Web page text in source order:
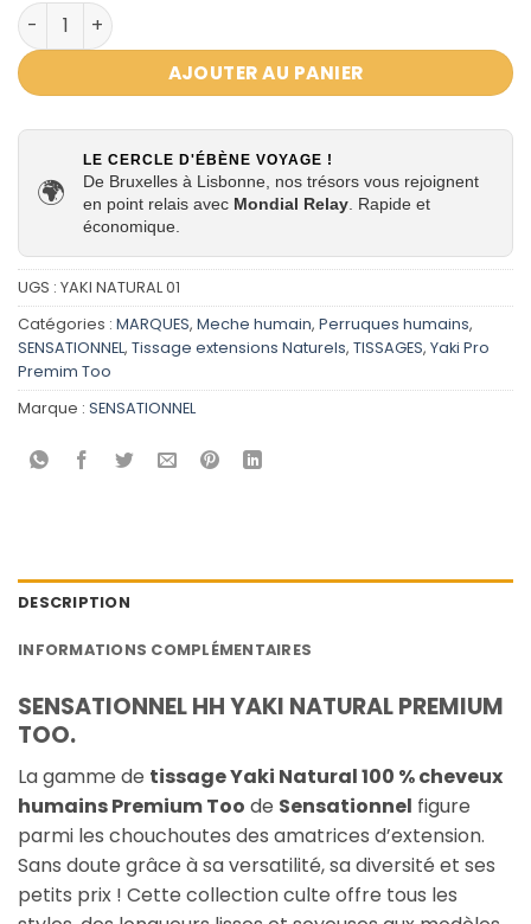
quantité de YAKI NATUREL HH WVG PREMIUM TOO
AJOUTER AU PANIER
🌍
LE CERCLE D'ÉBÈNE VOYAGE !
De Bruxelles à Lisbonne, nos trésors vous rejoignent
en point relais avec Mondial Relay. Rapide et
économique.
UGS : YAKI NATURAL 01
Catégories : MARQUES, Meche humain, Perruques humains,
SENSATIONNEL, Tissage extensions Naturels, TISSAGES, Yaki Pro
Premim Too
Marque : SENSATIONNEL
DESCRIPTION
INFORMATIONS COMPLÉMENTAIRES
SENSATIONNEL HH YAKI NATURAL PREMIUM
TOO.
La gamme de tissage Yaki Natural 100 % cheveux
humains Premium Too de Sensationnel figure
parmi les chouchoutes des amatrices d’extension.
Sans doute grâce à sa versatilité, sa diversité et ses
petits prix ! Cette collection culte offre tous les